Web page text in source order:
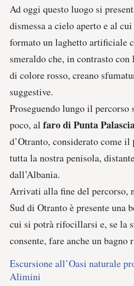
Ad oggi questo luogo si
dismessa a cielo aperto e al
formato un laghetto artificiale
smeraldo che, in contrasto
di colore rosso, creano
suggestive.
Proseguendo lungo il percorso
poco, al faro di Punta
d’Otranto, considerato come il
tutta la nostra penisola,
dall’Albania.
Arrivati alla fine del percorso,
Sud di Otranto è presente una
cui si potrà rifocillarsi e, se la
consente, fare anche un bagno
Escursione all’Oasi naturale
Alimini